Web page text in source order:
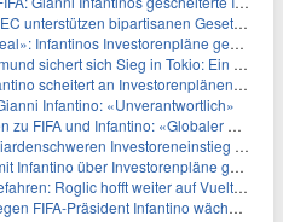
bipartisanen Gesetzentwurf zur Regulierung des College-Sports
Infantinos Investorenpläne gescheitert
Sieg in Tokio: Ein Schritt in Richtung Wachstum und Markenstärkung
an Investorenplänen – UEFA verstärkt den Druck
Infantino: «Unverantwortlich»
FIFA und Infantino: «Globaler Rückschlag»
Investoreneinstieg – Widerstand formiert sich
über Investorenpläne gesprochen
Roglic hofft weiter auf Vuelta-Start
Infantino wächst: Investorenpläne unter Beschuss